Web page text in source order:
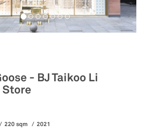
- BJ Taikoo Li
220 sqm 2021